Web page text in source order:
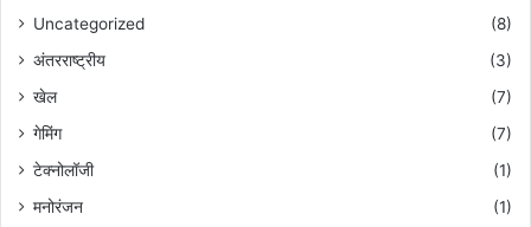
Uncategorized
(8)
अंतरराष्ट्रीय
(3)
खेल
(7)
गेमिंग
(7)
टेक्नोलॉजी
(1)
मनोरंजन
(1)